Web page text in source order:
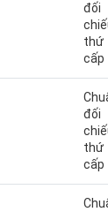
đối
thứ
cấp
đối
thứ
cấp